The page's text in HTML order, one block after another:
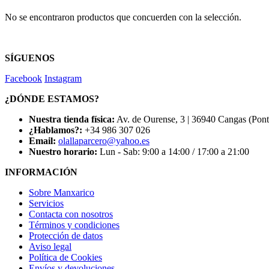
No se encontraron productos que concuerden con la selección.
SÍGUENOS
Facebook Instagram
¿DÓNDE ESTAMOS?
Nuestra tienda física: Av. de Ourense, 3 | 36940 Cangas
¿Hablamos?: +34 986 307 026
Email: olallaparcero@yahoo.es
Nuestro horario: Lun - Sab: 9:00 a 14:00 / 17:00 a 21:00
INFORMACIÓN
Sobre Manxarico
Servicios
Contacta con nosotros
Términos y condiciones
Protección de datos
Aviso legal
Política de Cookies